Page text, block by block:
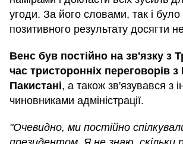
угоди. За його словами, так і
позитивного результату досягти
Венс був постійно на зв'язку з
час тристоронніх переговорів з
Пакистані, а також зв'язувався з
чиновниками адміністрації.
"Очевидно, ми постійно